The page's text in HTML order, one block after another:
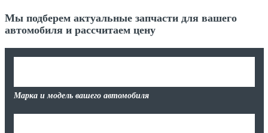
Мы подберем актуальные запчасти для вашего
автомобиля и рассчитаем цену
Марка и модель вашего автомобиля